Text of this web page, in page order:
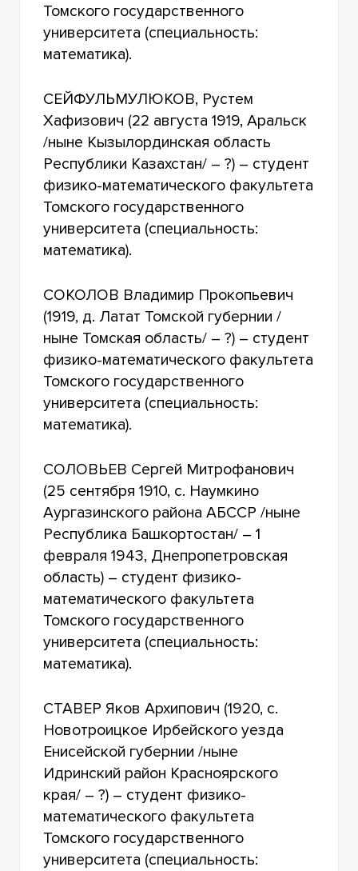
Томского государственного
университета (специальность:
математика).
СЕЙФУЛЬМУЛЮКОВ, Рустем
Хафизович (22 августа 1919, Аральск
/ныне Кызылординская область
Республики Казахстан/ – ?) – студент
физико-математического факультета
Томского государственного
университета (специальность:
математика).
СОКОЛОВ Владимир Прокопьевич
(1919, д. Латат Томской губернии /
ныне Томская область/ – ?) – студент
физико-математического факультета
Томского государственного
университета (специальность:
математика).
СОЛОВЬЕВ Сергей Митрофанович
(25 сентября 1910, с. Наумкино
Аургазинского района АБССР /ныне
Республика Башкортостан/ – 1
февраля 1943, Днепропетровская
область) – студент физико-
математического факультета
Томского государственного
университета (специальность:
математика).
СТАВЕР Яков Архипович (1920, с.
Новотроицкое Ирбейского уезда
Енисейской губернии /ныне
Идринский район Красноярского
края/ – ?) – студент физико-
математического факультета
Томского государственного
университета (специальность: